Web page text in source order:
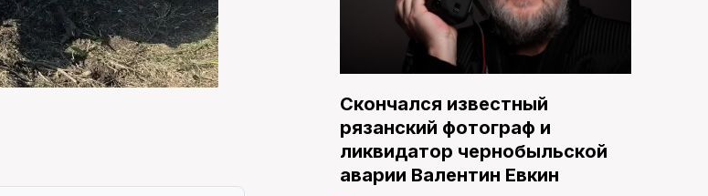
Скончался известный
рязанский фотограф и
ликвидатор чернобыльской
аварии Валентин Евкин